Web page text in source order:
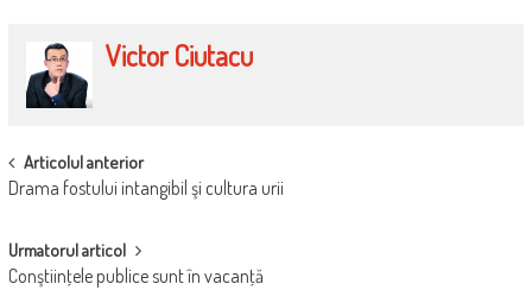
Victor Ciutacu
POST
NAVIGATION
Articolul anterior
Drama fostului intangibil şi cultura urii
Urmatorul articol
Conştiinţele publice sunt în vacanţă